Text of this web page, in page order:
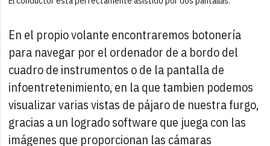
En el propio volante encontraremos botonería
para navegar por el ordenador de a bordo del
cuadro de instrumentos o de la pantalla de
infoentretenimiento, en la que tambien podemos
visualizar varias vistas de pájaro de nuestra furgo,
gracias a un logrado software que juega con las
imágenes que proporcionan las cámaras